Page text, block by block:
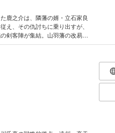
鹿之介は、隣藩の婿・立石家良
え、その仇討ちに乗り出すが、
剣客陣が集結。山羽藩の改易を
ていた。凄惨を極める攻防の結
、待望の第三弾！